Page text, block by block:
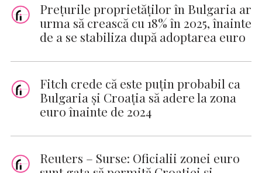
Preţurile proprietăţilor în Bulgaria ar
urma să crească cu 18% în 2025, înainte
de a se stabiliza după adoptarea euro
Fitch crede că este puţin probabil ca
Bulgaria şi Croaţia să adere la zona
euro înainte de 2024
Reuters – Surse: Oficialii zonei euro